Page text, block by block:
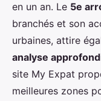
en un an. Le 5e
branchés et son
urbaines, attire
analyse
site My Expat
meilleures zones